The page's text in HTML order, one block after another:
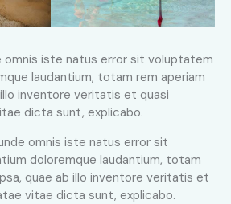
omnis iste natus error sit voluptatem
laudantium, totam rem aperiam
inventore veritatis et quasi
dicta sunt, explicabo.
omnis iste natus error sit
doloremque laudantium, totam
quae ab illo inventore veritatis et
vitae dicta sunt, explicabo.